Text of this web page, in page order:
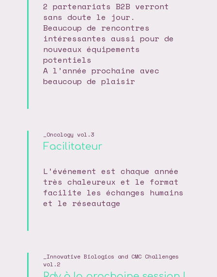
2 partenariats B2B verront
sans doute le jour.
Beaucoup de rencontres
intéressantes aussi pour de
nouveaux équipements
potentiels
A l’année prochaine avec
beaucoup de plaisir
Oncology vol.3
Facilitateur
L’événement est chaque année
très chaleureux et le format
facilite les échanges humains
et le réseautage
Innovative Biologics and CMC Challenges
vol.2